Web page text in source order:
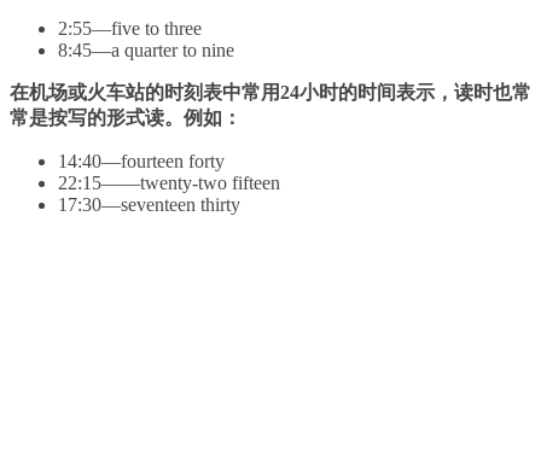
2:55—five to three
8:45—a quarter to nine
在机场或火车站的时刻表中常用24小时的时间表示，读时也常
常是按写的形式读。例如：
14:40—fourteen forty
22:15——twenty-two fifteen
17:30—seventeen thirty